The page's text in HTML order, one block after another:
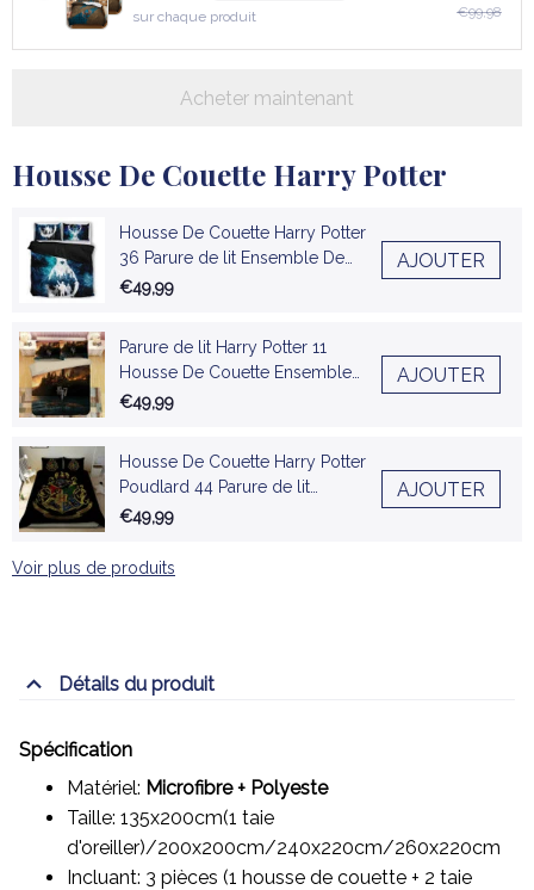
sur chaque produit
€99,98
Acheter maintenant
Housse De Couette Harry Potter
Housse De Couette Harry Potter
36 Parure de lit Ensemble De
Literie
€49,99
AJOUTER
Parure de lit Harry Potter 11
Housse De Couette Ensemble
De Literie
€49,99
AJOUTER
Housse De Couette Harry Potter
Poudlard 44 Parure de lit
Ensemble De Literie
€49,99
AJOUTER
Voir plus de produits
Détails du produit
Spécification
Matériel: Microfibre + Polyeste
Taille: 135x200cm(1 taie
d'oreiller)/200x200cm/240x220cm/260x220cm
Incluant: 3 pièces (1 housse de couette + 2 taie